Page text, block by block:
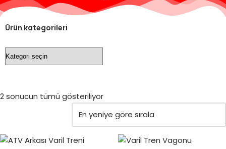
Ürün kategorileri
2 sonucun tümü gösteriliyor